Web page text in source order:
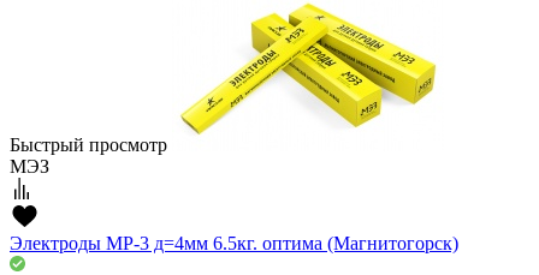
Быстрый просмотр
МЭЗ
Электроды МР-3 д=4мм 6.5кг. оптима (Магнитогорск)